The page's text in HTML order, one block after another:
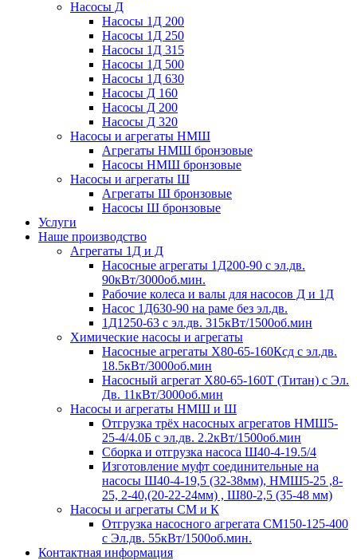
Насосы Д
Насосы 1Д 200
Насосы 1Д 250
Насосы 1Д 315
Насосы 1Д 500
Насосы 1Д 630
Насосы Д 160
Насосы Д 200
Насосы Д 320
Насосы и агрегаты НМШ
Агрегаты НМШ бронзовые
Насосы НМШ бронзовые
Насосы и агрегаты Ш
Агрегаты Ш бронзовые
Насосы Ш бронзовые
Услуги
Наше производство
Агрегаты 1Д и Д
Насосные агрегаты 1Д200-90 с эл.дв.
90кВт/3000об.мин.
Рабочие колеса и валы для насосов Д и 1Д
Насос 1Д630-90 на раме без эл.дв.
1Д1250-63 с эл.дв. 315кВт/1500об.мин
Химические насосы и агрегаты
Насосные агрегаты Х80-65-160Ксд с эл.дв.
18.5кВт/3000об.мин
Насосный агрегат Х80-65-160Т (Титан) с Эл.
Дв. 11кВт/3000об.мин
Насосы и агрегаты НМШ и Ш
Отгрузка трёх насосных агрегатов НМШ5-
25-4/4.0Б с эл.дв. 2.2кВт/1500об.мин
Сборка и отгрузка насоса Ш40-4-19.5/4
Изготовление муфт соединительные на
насосы Ш40-4-19,5 (32-38мм), НМШ5-25 ,8-
25, 2-40,(20-22-24мм) , Ш80-2,5 (35-48 мм)
Насосы и агрегаты СМ и К
Отгрузка насосного агрегата СМ150-125-400
с Эл.дв. 55кВт/1500об.мин.
Контактная информация